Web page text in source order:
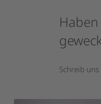
Haben
Schreib